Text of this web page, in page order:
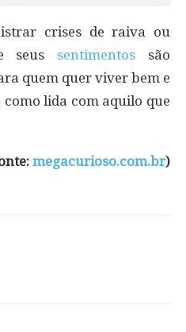
crises de raiva ou
seus sentimentos são
quem quer viver bem e
lida com aquilo que
megacurioso.com.br)